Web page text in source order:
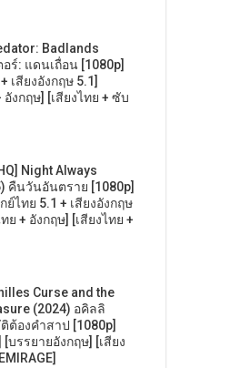
Badlands
อร์: แดนเถื่อน [1080p]
เสียงอังกฤษ 5.1]
อังกฤษ] [เสียงไทย + ซับ
Night Always
คืนวันอันตราย [1080p]
ย์ไทย 5.1 + เสียงอังกฤษ
ย + อังกฤษ] [เสียงไทย +
Curse and the
(2024) อคิลลิ
ต้องคำสาป [1080p]
[บรรยายอังกฤษ] [เสียง